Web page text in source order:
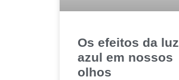
Os efeitos da luz
azul em nossos
olhos